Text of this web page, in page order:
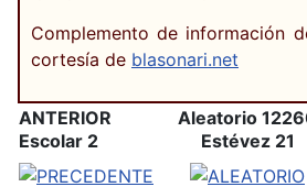
Complemento de información
cortesía de blasonari.net
ANTERIOR
Escolar 2
Aleatorio
Estévez 21